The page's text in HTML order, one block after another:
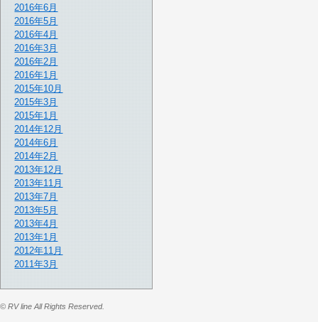
2016年6月
2016年5月
2016年4月
2016年3月
2016年2月
2016年1月
2015年10月
2015年3月
2015年1月
2014年12月
2014年6月
2014年2月
2013年12月
2013年11月
2013年7月
2013年5月
2013年4月
2013年1月
2012年11月
2011年3月
© RV line All Rights Reserved.